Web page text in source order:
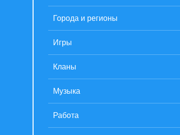
Города и регионы
Игры
Кланы
Музыка
Работа